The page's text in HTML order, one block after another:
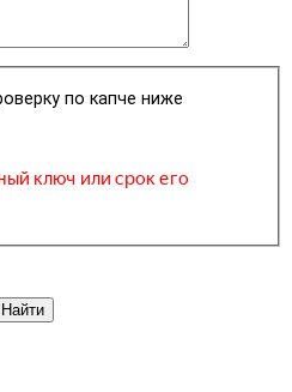
по капче ниже
Найти